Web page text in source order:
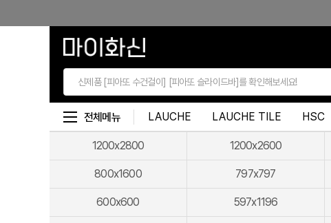
전체메뉴 LAUCHE LAUCHE TILE HSC
1200x2800 1200x2600
800x1600 797x797
600x600 597x1196